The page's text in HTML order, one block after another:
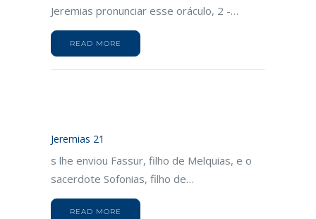
Jeremias pronunciar esse oráculo, 2 -…
READ MORE
Jeremias 21
s lhe enviou Fassur, filho de Melquias, e o
sacerdote Sofonias, filho de…
READ MORE